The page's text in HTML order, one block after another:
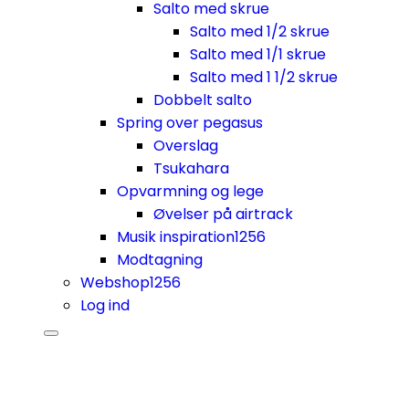
Salto med skrue
Salto med 1/2 skrue
Salto med 1/1 skrue
Salto med 1 1/2 skrue
Dobbelt salto
Spring over pegasus
Overslag
Tsukahara
Opvarmning og lege
Øvelser på airtrack
Musik inspiration1256
Modtagning
Webshop1256
Log ind